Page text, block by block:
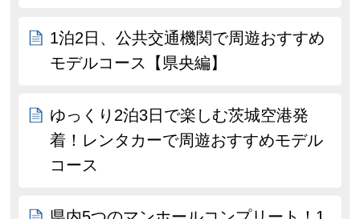
1泊2日、公共交通機関で周遊おすすめ
モデルコース【県央編】
ゆっくり2泊3日で楽しむ茨城空港発
着！レンタカーで周遊おすすめモデル
コース